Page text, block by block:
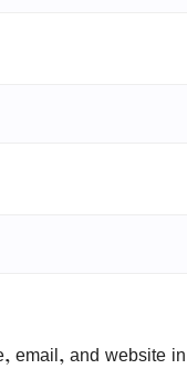
email, and website